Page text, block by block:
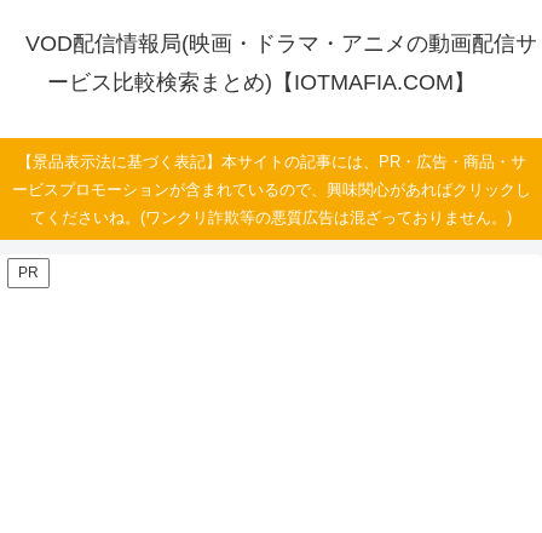
VOD配信情報局(映画・ドラマ・アニメの動画配信サ
ービス比較検索まとめ)【IOTMAFIA.COM】
【景品表示法に基づく表記】本サイトの記事には、PR・広告・商品・サ
ービスプロモーションが含まれているので、興味関心があればクリックし
てくださいね。(ワンクリ詐欺等の悪質広告は混ざっておりません。)
PR